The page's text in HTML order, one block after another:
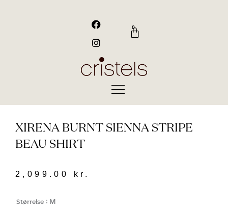
F
a
c
e
b
o
I
n
s
t
a
g
0
Kurv
XIRENA BURNT SIENNA STRIPE
BEAU SHIRT
2,099.00 kr.
Størrelse : M